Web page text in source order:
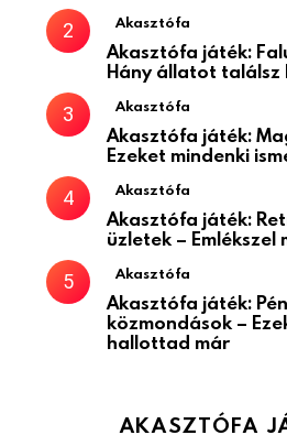
Akasztófa
Akasztófa játék:
Hány állatot találsz
Akasztófa
Akasztófa játék:
Ezeket mindenki
Akasztófa
Akasztófa játék:
üzletek – Emlékszel
Akasztófa
Akasztófa játék:
közmondások –
hallottad már
AKASZTÓFA